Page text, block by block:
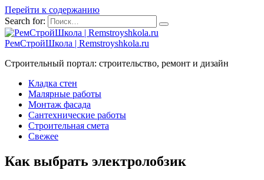
Перейти к содержанию
Search for:
РемСтройШкола | Remstroyshkola.ru
Строительный портал: строительство, ремонт и дизайн
Кладка стен
Малярные работы
Монтаж фасада
Сантехнические работы
Строительная смета
Свежее
Как выбрать электролобзик